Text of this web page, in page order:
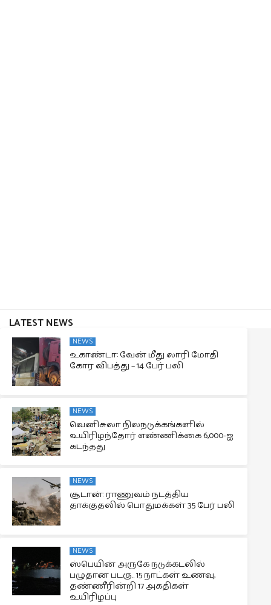
LATEST NEWS
NEWS
உகாண்டா: வேன் மீது லாரி மோதி
கோர விபத்து – 14 பேர் பலி
NEWS
வெனிசுலா நிலநடுக்கங்களில்
உயிரிழந்தோர் எண்ணிக்கை 6,000-ஐ
கடந்தது
NEWS
சூடான்: ராணுவம் நடத்திய
தாக்குதலில் பொதுமக்கள் 35 பேர் பலி
NEWS
ஸ்பெயின் அருகே நடுக்கடலில்
பழுதான படகு.. 15 நாட்கள் உணவு,
தண்ணீரின்றி 17 அகதிகள்
உயிரிழப்பு